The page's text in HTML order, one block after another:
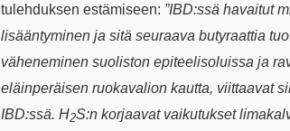
tulehduksen estämiseen: ”IBD:ssä havaitut
lisääntyminen ja sitä seuraava butyraattia
väheneminen suoliston epiteelisoluissa ja
eläinperäisen ruokavalion kautta, viittaavat
IBD:ssä. H2S:n korjaavat vaikutukset